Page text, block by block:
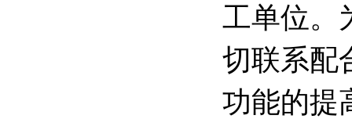
工单位。
切联系配
功能的提